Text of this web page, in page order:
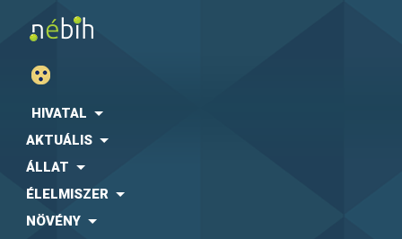
HIVATAL
AKTUÁLIS
ÁLLAT
ÉLELMISZER
NÖVÉNY